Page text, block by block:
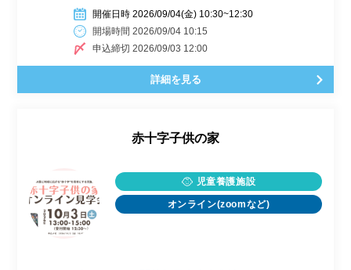
開催日時 2026/09/04(金) 10:30~12:30
開場時間 2026/09/04 10:15
申込締切 2026/09/03 12:00
詳細を見る
赤十字子供の家
児童養護施設
オンライン(zoomなど)